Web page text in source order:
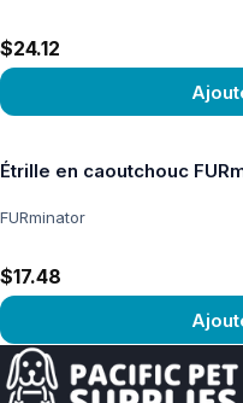
$24.12
Étrille en caoutchouc
FURminator
$17.48
Voir le produit